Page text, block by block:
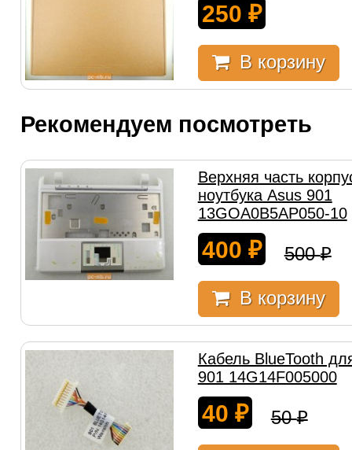
250 ₽
В корзину
Рекомендуем посмотреть
Верхняя часть
ноутбука Asus 901
13GOA0B5AP050-10
400 ₽ 500₽
В корзину
Кабель BlueTooth
901 14G14F005000
40 ₽ 50₽